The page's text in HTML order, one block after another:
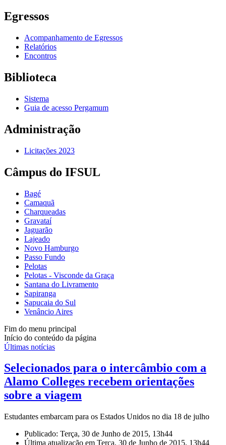
Egressos
Acompanhamento de Egressos
Relatórios
Encontros
Biblioteca
Sistema
Guia de acesso Pergamum
Administração
Licitações 2023
Câmpus do IFSUL
Bagé
Camaquã
Charqueadas
Gravataí
Jaguarão
Lajeado
Novo Hamburgo
Passo Fundo
Pelotas
Pelotas - Visconde da Graça
Santana do Livramento
Sapiranga
Sapucaia do Sul
Venâncio Aires
Fim do menu principal
Início do conteúdo da página
Últimas notícias
Selecionados para o intercâmbio com a
Alamo Colleges recebem orientações
sobre a viagem
Estudantes embarcam para os Estados Unidos no dia 18 de julho
Publicado: Terça, 30 de Junho de 2015, 13h44
Última atualização em Terça, 30 de Junho de 2015, 13h44